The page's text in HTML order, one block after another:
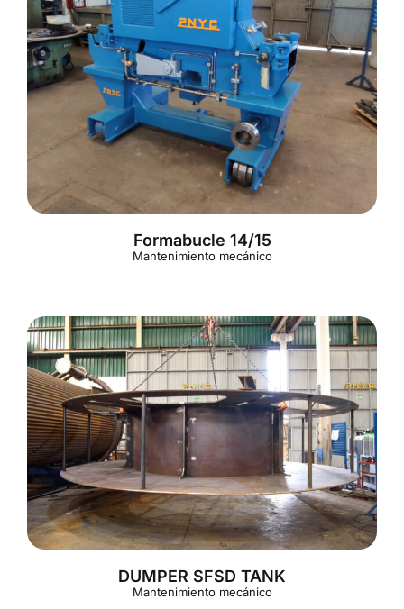
Contacto
Español
Formabucle 14/15
Mantenimiento mecánico
DUMPER SFSD TANK
Mantenimiento mecánico